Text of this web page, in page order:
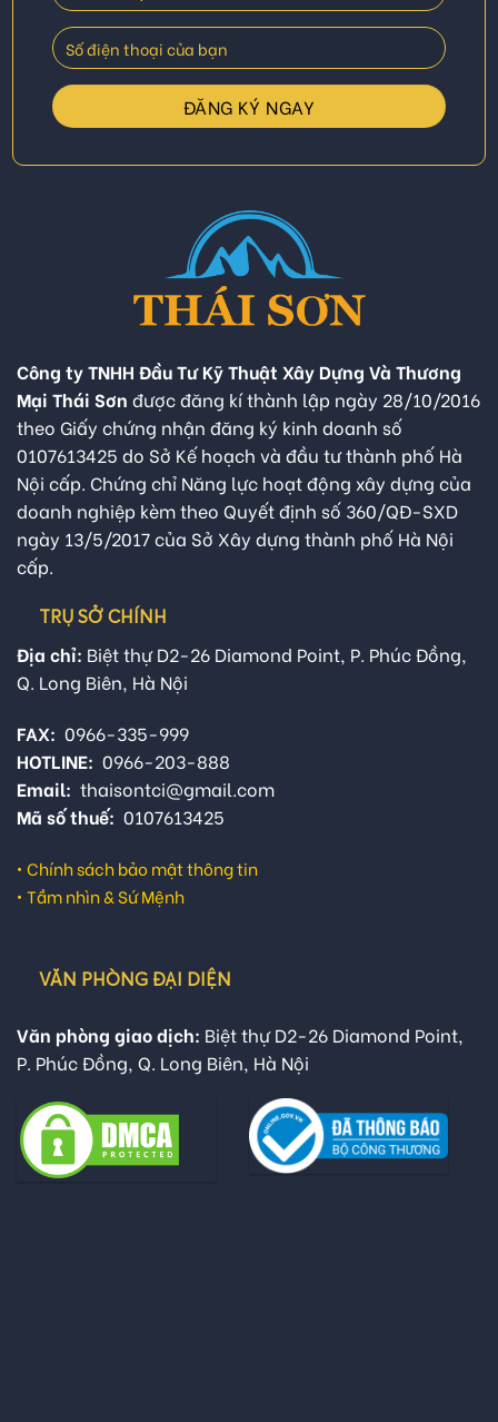
Công ty TNHH Đầu Tư Kỹ Thuật Xây Dựng Và Thương
Mại Thái Sơn được đăng kí thành lập ngày 28/10/2016
theo Giấy chứng nhận đăng ký kinh doanh số
0107613425 do Sở Kế hoạch và đầu tư thành phố Hà
Nội cấp. Chứng chỉ Năng lực hoạt động xây dựng của
doanh nghiệp kèm theo Quyết định số 360/QĐ-SXD
ngày 13/5/2017 của Sở Xây dựng thành phố Hà Nội
cấp.
TRỤ SỞ CHÍNH
Địa chỉ: Biệt thự D2-26 Diamond Point, P. Phúc Đồng,
Q. Long Biên, Hà Nội
FAX: 0966-335-999
HOTLINE: 0966-203-888
Email: thaisontci@gmail.com
Mã số thuế: 0107613425
• Chính sách bảo mật thông tin
• Tầm nhìn & Sứ Mệnh
VĂN PHÒNG ĐẠI DIỆN
Văn phòng giao dịch: Biệt thự D2-26 Diamond Point,
P. Phúc Đồng, Q. Long Biên, Hà Nội